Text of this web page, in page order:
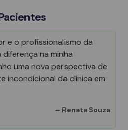
e o profissionalismo da
na minha
uma nova perspectiva de
incondicional da clínica em
– Renata Souza